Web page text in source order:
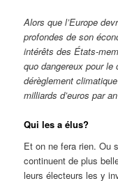
Alors que l’Europe
profondes de son
intérêts des États-
quo dangereux pour
dérèglement
milliards d’euros par
Qui les a élus?
Et on ne fera rien. Ou
continuent de plus
leurs électeurs les y